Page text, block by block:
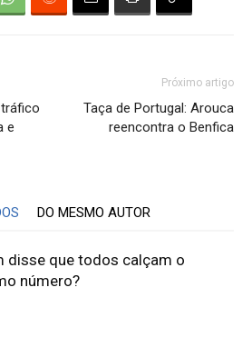
e
Próximo artigo
Taça de Portugal: Arouca
reencontra o Benfica
DO MESMO AUTOR
disse que todos calçam o
número?